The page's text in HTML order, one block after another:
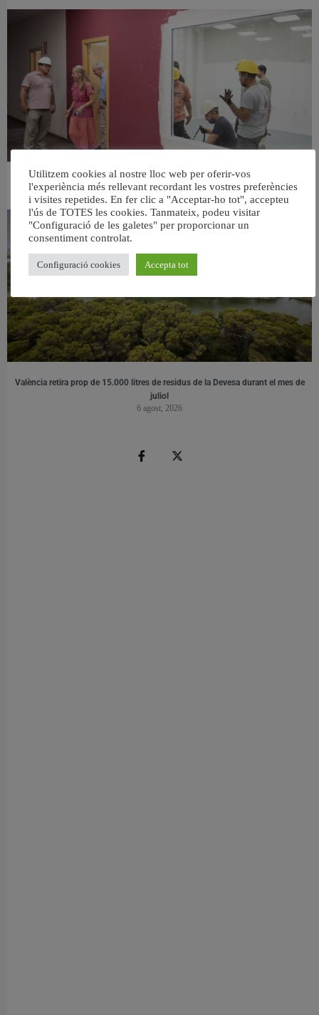
València ultima el nou centre per a persones majors del barri de Sant Antoni
6 agost, 2026
València retira prop de 15.000 litres de residus de la Devesa durant el mes de
juliol
6 agost, 2026
Utilitzem cookies al nostre lloc web per oferir-vos
l'experiència més rellevant recordant les vostres preferències
i visites repetides. En fer clic a "Acceptar-ho tot", accepteu
l'ús de TOTES les cookies. Tanmateix, podeu visitar
"Configuració de les galetes" per proporcionar un
consentiment controlat.
Configuració cookies Accepta tot